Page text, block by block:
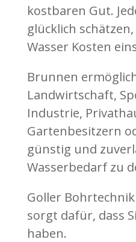
kostbaren Gut.
glücklich
Wasser Kosten
Brunnen
Landwirtschaft,
Industrie,
Gartenbesitzern
günstig und
Wasserbedarf zu
Goller
sorgt dafür, dass
haben.